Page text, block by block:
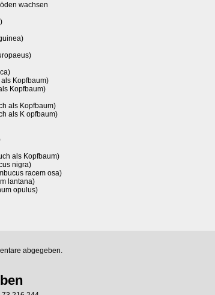
wachsen
Kopfbaum)
Kopfbaum)
als Kopfbaum)
als K opfbaum)
als Kopfbaum)
nigra)
racem osa)
lantana)
opulus)
abgegeben.